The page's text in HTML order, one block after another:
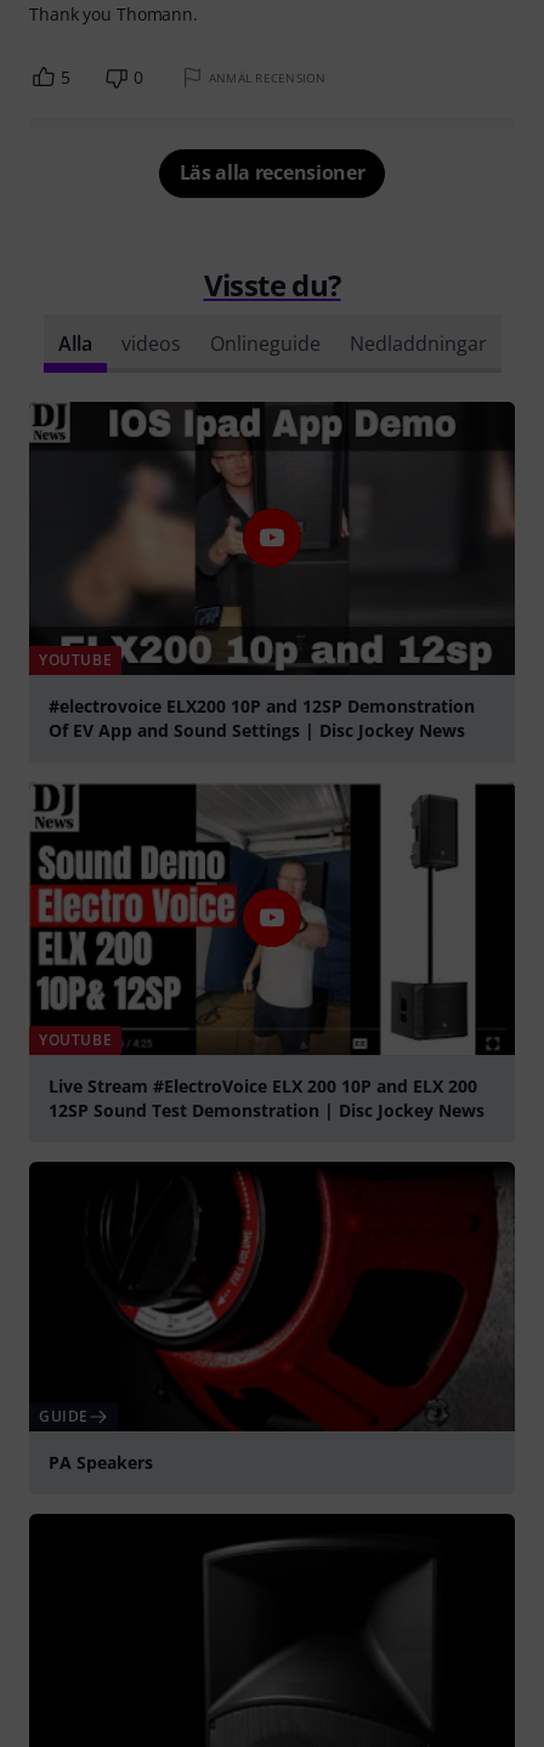
Thank you Thomann.
5 0 ANMÄL RECENSION
Läs alla recensioner
Visste du?
Alla videos Onlineguide Nedladdningar
YOUTUBE
#electrovoice ELX200 10P and 12SP Demonstration
Of EV App and Sound Settings | Disc Jockey News
YOUTUBE
Live Stream #ElectroVoice ELX 200 10P and ELX 200
12SP Sound Test Demonstration | Disc Jockey News
GUIDE
PA Speakers